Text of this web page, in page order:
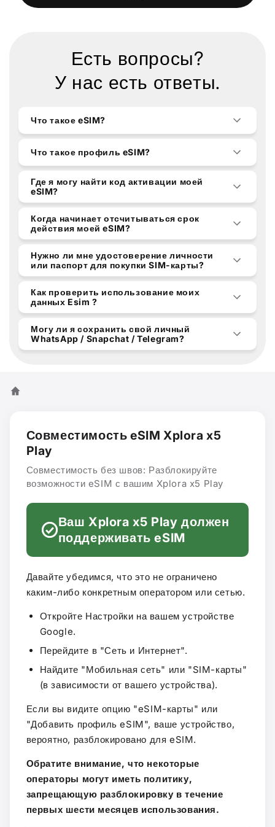
Есть вопросы?
У нас есть ответы.
Что такое eSIM?
Что такое профиль eSIM?
Где я могу найти код активации моей
eSIM?
Когда начинает отсчитываться срок
действия моей eSIM?
Нужно ли мне удостоверение личности
или паспорт для покупки SIM-карты?
Как проверить использование моих
данных Esim ?
Могу ли я сохранить свой личный
WhatsApp / Snapchat / Telegram?
Совместимость eSIM Xplora x5
Play
Совместимость без швов: Разблокируйте
возможности eSIM с вашим Xplora x5 Play
Ваш Xplora x5 Play должен
поддерживать eSIM
Давайте убедимся, что это не ограничено
каким-либо конкретным оператором или сетью.
Откройте Настройки на вашем устройстве
Google.
Перейдите в "Сеть и Интернет".
Найдите "Мобильная сеть" или "SIM-карты"
(в зависимости от вашего устройства).
Если вы видите опцию "eSIM-карты" или
"Добавить профиль eSIM", ваше устройство,
вероятно, разблокировано для eSIM.
Обратите внимание, что некоторые
операторы могут иметь политику,
запрещающую разблокировку в течение
первых шести месяцев использования.